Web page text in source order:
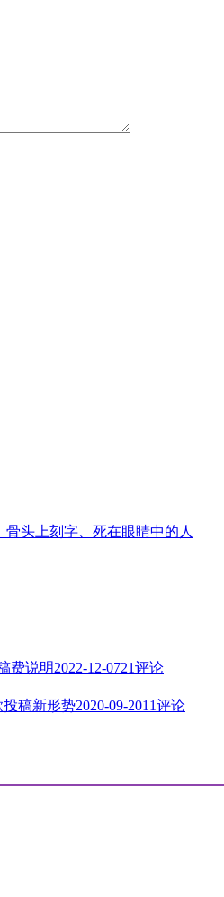
头上刻字、死在眼睛中的人
费说明2022-12-0721评论
投稿新形势2020-09-2011评论